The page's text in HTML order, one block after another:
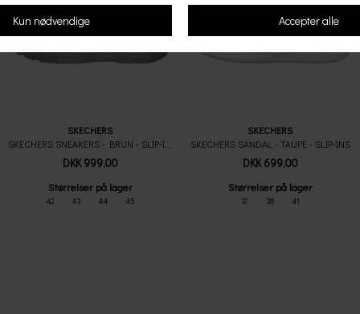
Størrelser på lager
42 43 44 45
SKECHERS
DKK 999,00
Størrelser på lager
37 38 41
SKECHERS
SKECHERS SANDAL - TAUPE - SLIP-INS
DKK 699,00